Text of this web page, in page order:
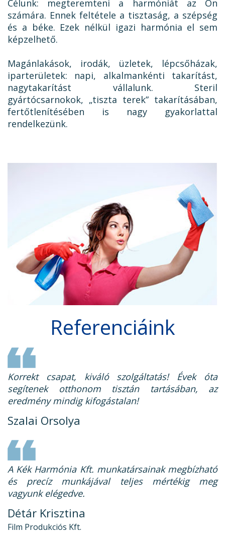
Célunk: megteremteni a harmóniát az Ön
számára. Ennek feltétele a tisztaság, a szépség
és a béke. Ezek nélkül igazi harmónia el sem
képzelhető.
Magánlakások, irodák, üzletek, lépcsőházak,
iparterületek: napi, alkalmankénti takarítást,
nagytakarítást vállalunk. Steril
gyártócsarnokok, „tiszta terek” takarításában,
fertőtlenítésében is nagy gyakorlattal
rendelkezünk.
Referenciáink
Korrekt csapat, kiváló szolgáltatás! Évek óta
segítenek otthonom tisztán tartásában, az
eredmény mindig kifogástalan!
Szalai Orsolya
A Kék Harmónia Kft. munkatársainak megbízható
és precíz munkájával teljes mértékig meg
vagyunk elégedve.
Détár Krisztina
Film Produkciós Kft.